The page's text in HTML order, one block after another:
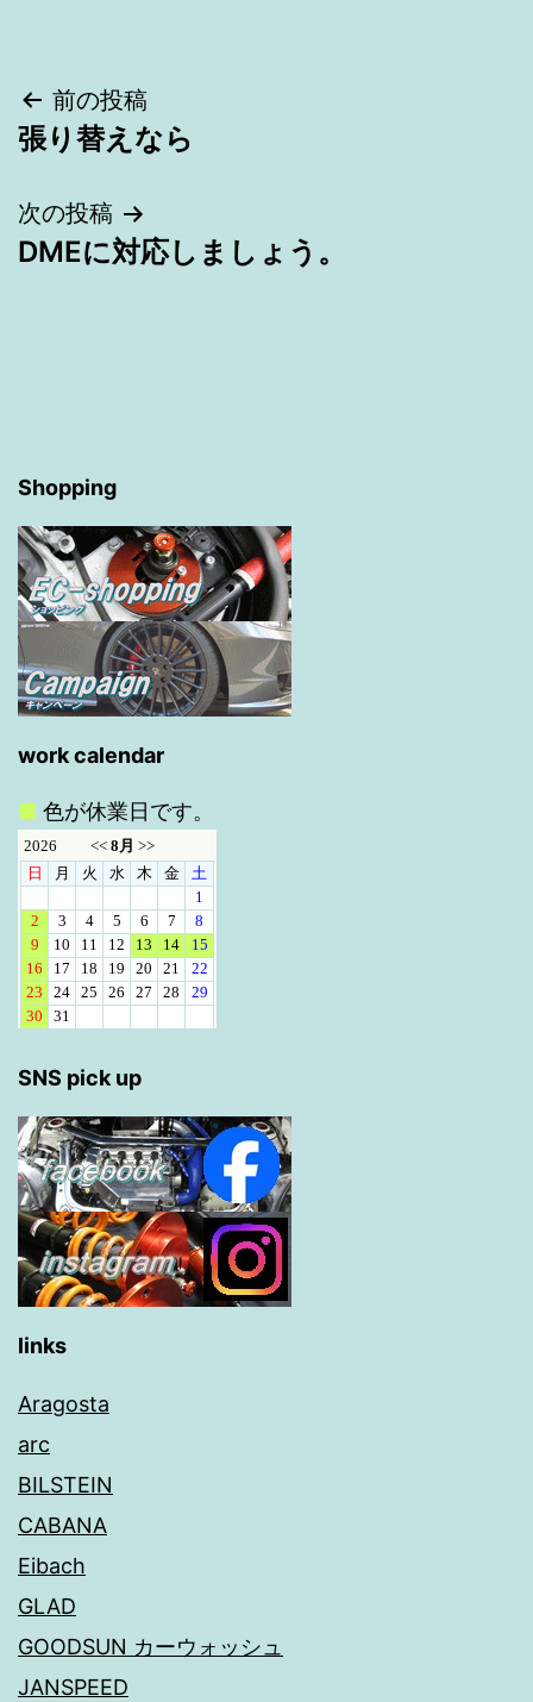
投
稿
ナ
ビ
ョ
ン
前の投稿
張り替えなら
次の投稿
DMEに対応しましょう。
Shopping
work calendar
■ 色が休業日です。
SNS pick up
links
Aragosta
arc
BILSTEIN
CABANA
Eibach
GLAD
GOODSUN カーウォッシュ
JANSPEED